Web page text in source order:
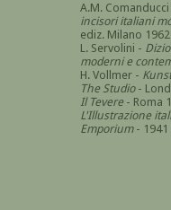
A.M. Comanducci
incisori italiani
ediz. Milano 1962
L. Servolini -
moderni e
H. Vollmer -
The Studio-
Il Tevere - Roma
L'Illustrazione
Emporium- 1941